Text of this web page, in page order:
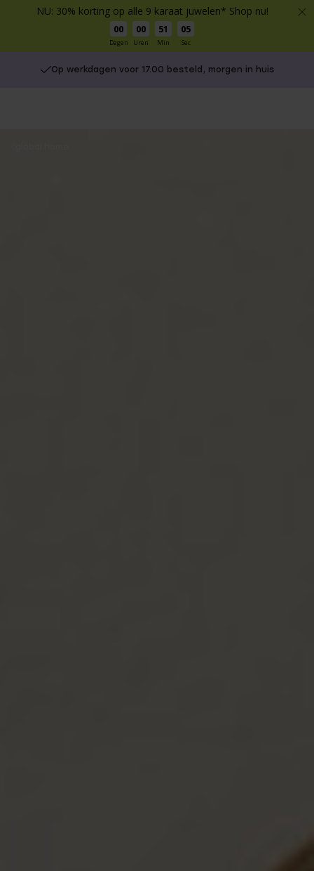
NU: 30% korting op alle 9 karaat juwelen* Shop nu!
00
Dagen
00
Uren
51
Min
04
Sec
Op werkdagen voor 17.00 besteld, morgen in huis